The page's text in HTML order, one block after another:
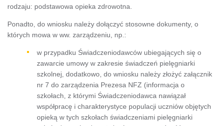
rodzaju: podstawowa opieka zdrowotna.
Ponadto, do wniosku należy dołączyć stosowne dokumenty, o
których mowa w ww. zarządzeniu, np.:
w przypadku Świadczeniodawców ubiegających się o
zawarcie umowy w zakresie świadczeń pielęgniarki
szkolnej, dodatkowo, do wniosku należy złożyć załącznik
nr 7 do zarządzenia Prezesa NFZ (informacja o
szkołach, z którymi Świadczeniodawca nawiązał
współpracę i charakterystyce populacji uczniów objętych
opieką w tych szkołach świadczeniami pielęgniarki